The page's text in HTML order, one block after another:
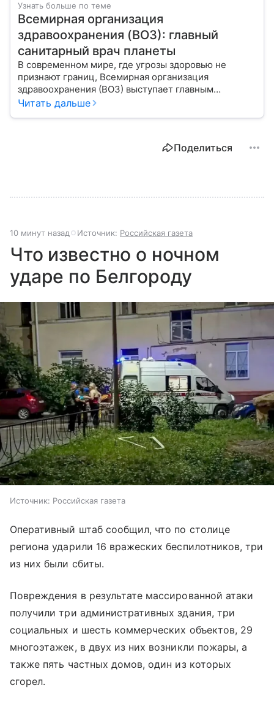
Узнать больше по теме
Всемирная организация
здравоохранения (ВОЗ): главный
санитарный врач планеты
В современном мире, где угрозы здоровью не
признают границ, Всемирная организация
здравоохранения (ВОЗ) выступает главным
координатором глобального здравоохранения. Эта
миллиардов людей. Как устроен этот «командный
Читать дальше
Поделиться
10 минут назад Источник: Российская газета
Что известно о ночном
ударе по Белгороду
Источник: Российская газета
Оперативный штаб сообщил, что по столице
региона ударили 16 вражеских беспилотников, три
из них были сбиты.
Повреждения в результате массированной атаки
получили три административных здания, три
социальных и шесть коммерческих объектов, 29
многоэтажек, в двух из них возникли пожары, а
также пять частных домов, один из которых
сгорел.